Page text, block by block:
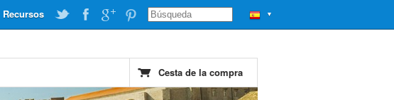
▼
Recursos
Cesta de la compra